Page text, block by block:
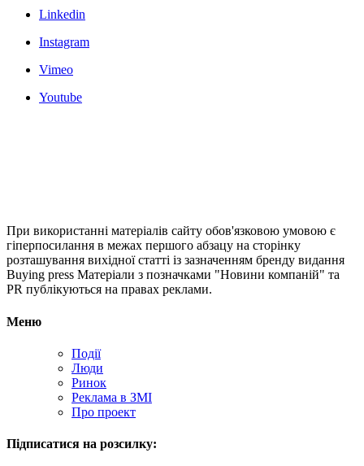
Linkedin
Instagram
Vimeo
Youtube
При використанні матеріалів сайту обов'язковою умовою є
гіперпосилання в межах першого абзацу на сторінку
розташування вихідної статті із зазначенням бренду видання
Buying press Матеріали з позначками "Новини компаній" та
PR публікуються на правах реклами.
Меню
Події
Люди
Ринок
Реклама в ЗМІ
Про проект
Підписатися на розсилку: